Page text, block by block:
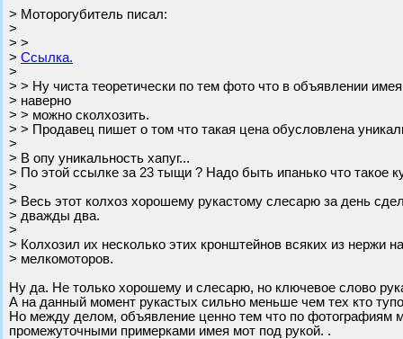
> Моторогубитель писал:
>
> >
> Ссылка.
>
> > Ну чиста теоретически по тем фото что в объявлении
> наверно
> > можно сколхозить.
> > Продавец пишет о том что такая цена обусловлена
>
> В опу уникальность хапуг...
> По этой ссылке за 23 тыщи ? Надо быть ипанько что такое
>
> Весь этот колхоз хорошему рукастому слесарю за день
> дважды два.
>
> Колхозил их несколько этих кронштейнов всяких из нержи
> мелкомоторов.
Ну да. Не только хорошему и слесарю, но ключевое слово
А на данный момент рукастых сильно меньше чем тех кто
Но между делом, объявление ценно тем что по фотографиям
промежуточными примерками имея мот под рукой. .